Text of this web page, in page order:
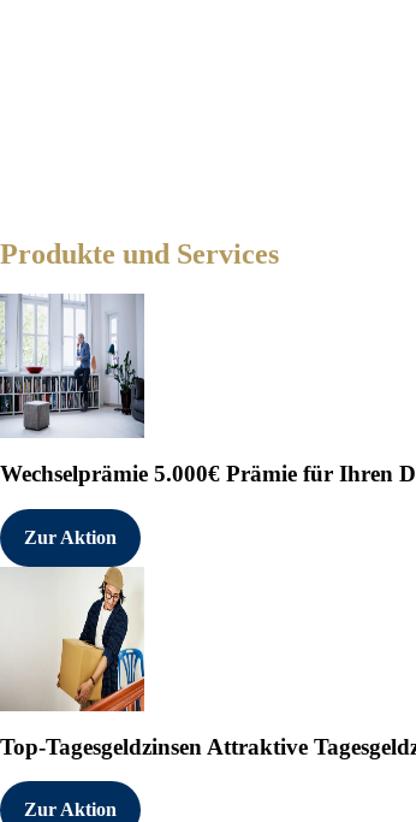
Produkte und Services
Wechselprämie 5.000€ Prämie für Ihren
Zur Aktion
Top-Tagesgeldzinsen Attraktive
Zur Aktion